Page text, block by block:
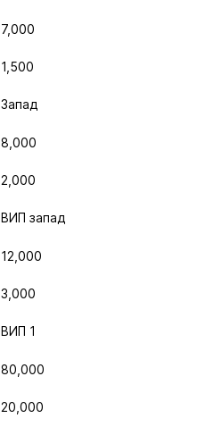
7,000
1,500
Запад
8,000
2,000
ВИП запад
12,000
3,000
ВИП 1
80,000
20,000